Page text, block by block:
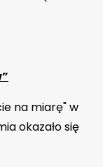
na miarę" w
okazało się